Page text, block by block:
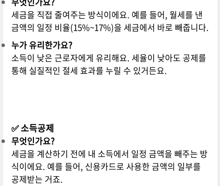
세금을 직접 줄여주는 방식이에요. 예를 들어, 월세를 낸
금액의 일정 비율(15%~17%)을 세금에서 바로 빼줍니다.
누가 유리한가요?
소득이 낮은 근로자에게 유리해요. 세율이 낮아도 공제를
통해 실질적인 절세 효과를 누릴 수 있거든요.
✅ 소득공제
무엇인가요?
세금을 계산하기 전에 내 소득에서 일정 금액을 빼주는 방
식이에요. 예를 들어, 신용카드로 사용한 금액의 일부를
공제받는 거죠.